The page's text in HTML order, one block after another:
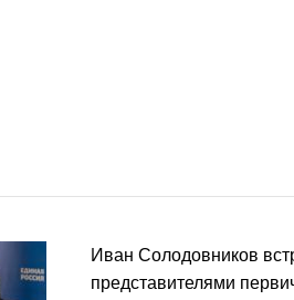
Иван Солодовников
представителями